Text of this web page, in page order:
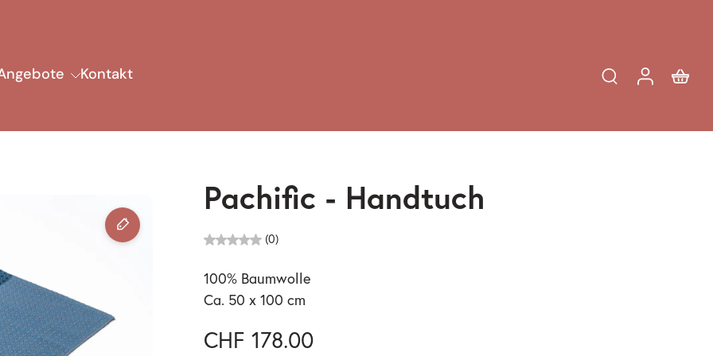
Kontakt
Pachific - Handtuch
(0)
100% Baumwolle
Ca. 50 x 100 cm
CHF 178.00